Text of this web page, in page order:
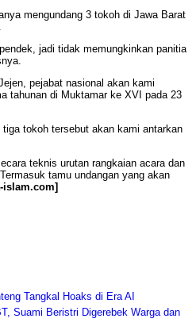
mengundang 3 tokoh di Jawa Barat
jadi tidak memungkinkan panitia
pejabat nasional akan kami
tahunan di Muktamar ke XVI pada 23
tokoh tersebut akan kami antarkan
teknis urutan rangkaian acara dan
tamu undangan yang akan
islam.com]
Tangkal Hoaks di Era AI
Suami Beristri Digerebek Warga dan